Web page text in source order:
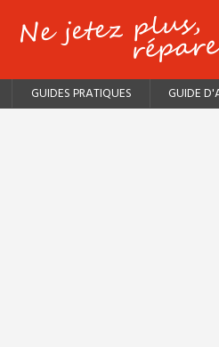
GUIDES PRATIQUES GUIDE